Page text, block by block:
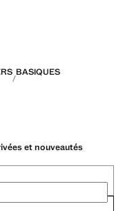
BASIQUES
et nouveautés